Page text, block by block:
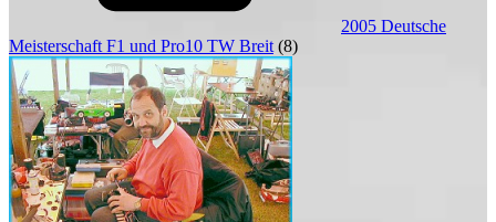
2005 Deutsche
Meisterschaft F1 und Pro10 TW Breit (8)